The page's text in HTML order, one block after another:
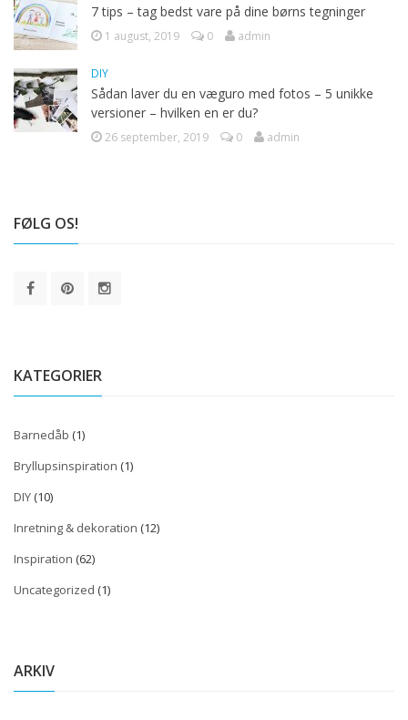
7 tips – tag bedst vare på dine børns tegninger
1 august, 2019 0 admin
DIY
Sådan laver du en væguro med fotos – 5 unikke
versioner – hvilken en er du?
26 september, 2019 0 admin
FØLG OS!
KATEGORIER
Barnedåb (1)
Bryllupsinspiration (1)
DIY(10)
Inretning & dekoration (12)
Inspiration (62)
Uncategorized (1)
ARKIV